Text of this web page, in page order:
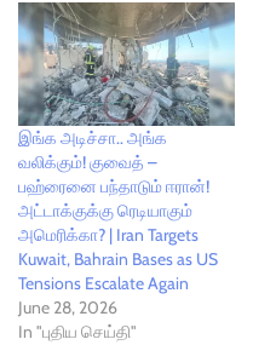
இங்க அடிச்சா.. அங்க
வலிக்கும்! குவைத் –
பஹ்ரைனை பந்தாடும் ஈரான்!
அட்டாக்குக்கு ரெடியாகும்
அமெரிக்கா? | Iran Targets
Kuwait, Bahrain Bases as US
Tensions Escalate Again
June 28, 2026
In "புதிய செய்தி"